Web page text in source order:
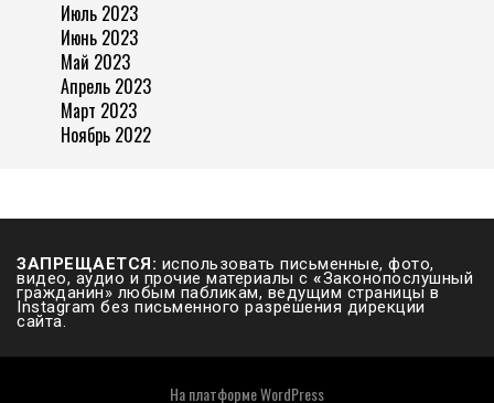
Июль 2023
Июнь 2023
Май 2023
Апрель 2023
Март 2023
Ноябрь 2022
ЗАПРЕЩАЕТСЯ: использовать письменные, фото,
видео, аудио и прочие материалы с «Законопослушный
гражданин» любым пабликам, ведущим страницы в
Instagram без письменного разрешения дирекции
сайта.
На платформеWordPress